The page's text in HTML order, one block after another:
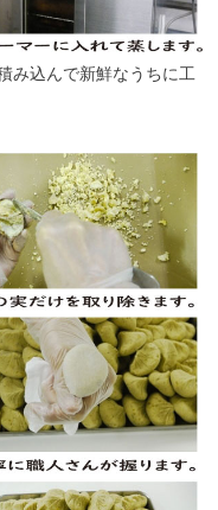
み込んで新鮮なうちに工